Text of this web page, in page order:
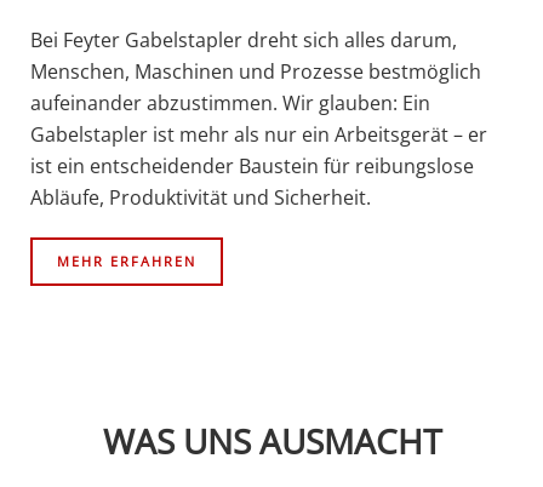
Bei Feyter Gabelstapler dreht sich alles darum,
Menschen, Maschinen und Prozesse bestmöglich
aufeinander abzustimmen. Wir glauben: Ein
Gabelstapler ist mehr als nur ein Arbeitsgerät – er
ist ein entscheidender Baustein für reibungslose
Abläufe, Produktivität und Sicherheit.
MEHR ERFAHREN
WAS UNS AUSMACHT